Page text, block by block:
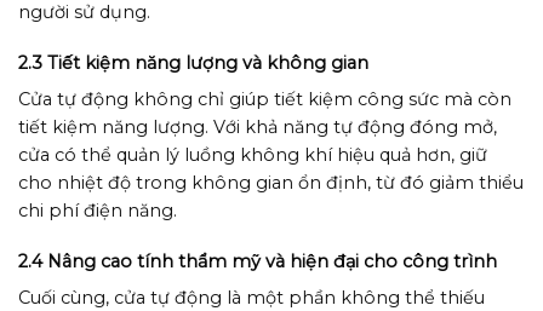
người sử dụng.
2.3 Tiết kiệm năng lượng và không gian
Cửa tự động không chỉ giúp tiết kiệm công sức mà còn
tiết kiệm năng lượng. Với khả năng tự động đóng mở,
cửa có thể quản lý luồng không khí hiệu quả hơn, giữ
cho nhiệt độ trong không gian ổn định, từ đó giảm thiểu
chi phí điện năng.
2.4 Nâng cao tính thẩm mỹ và hiện đại cho công trình
Cuối cùng, cửa tự động là một phần không thể thiếu